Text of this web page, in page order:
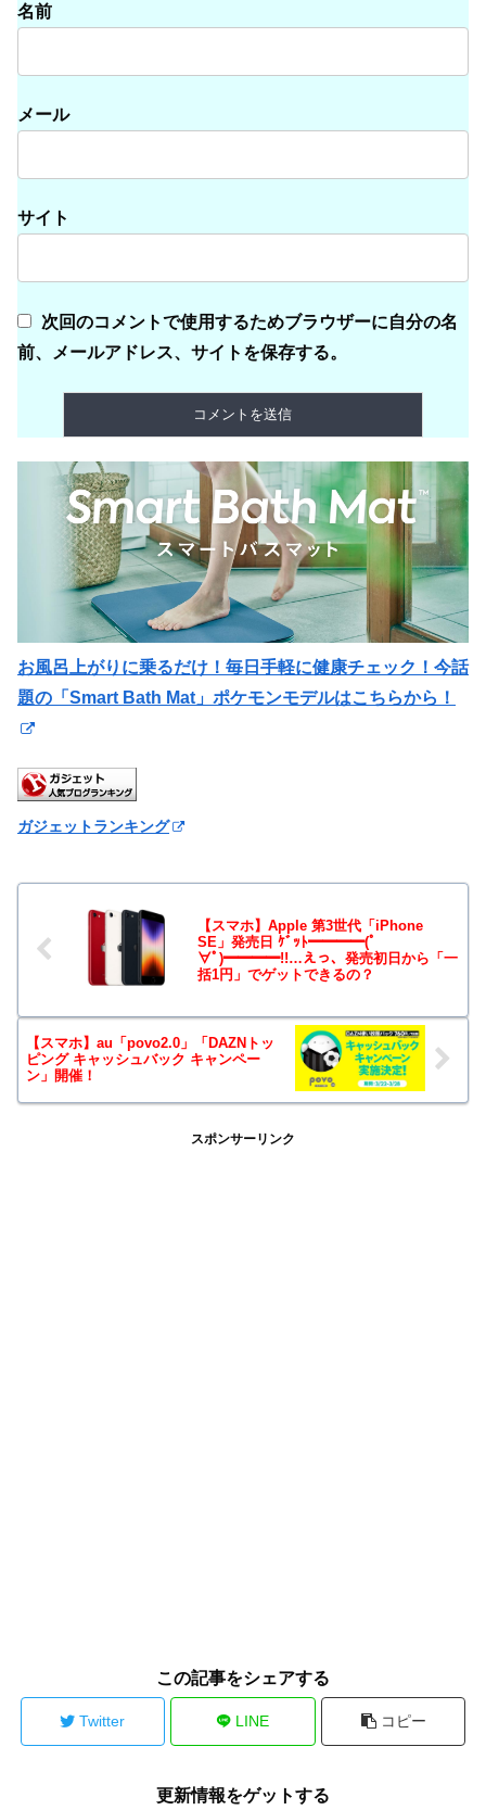
名前
メール
サイト
次回のコメントで使用するためブラウザーに自分の名
前、メールアドレス、サイトを保存する。
お風呂上がりに乗るだけ！毎日手軽に健康チェック！今話
題の「Smart Bath Mat」ポケモンモデルはこちらから！
ガジェットランキング
【スマホ】Apple 第3世代「iPhone
SE」発売日 ｹﾞｯﾄ━━━━(ﾟ
∀ﾟ)━━━━!!…えっ、発売初日から「一
括1円」でゲットできるの？
【スマホ】au「povo2.0」「DAZNトッ
ピング キャッシュバック キャンペー
ン」開催！
スポンサーリンク
この記事をシェアする
Twitter LINE コピー
更新情報をゲットする